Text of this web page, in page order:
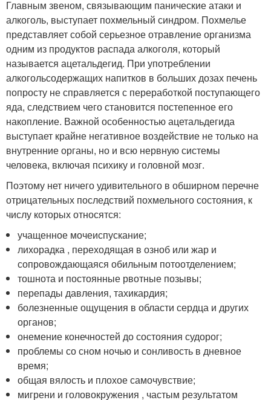
Главным звеном, связывающим панические атаки и
алкоголь, выступает похмельный синдром. Похмелье
представляет собой серьезное отравление организма
одним из продуктов распада алкоголя, который
называется ацетальдегид. При употреблении
алкогольсодержащих напитков в больших дозах печень
попросту не справляется с переработкой поступающего
яда, следствием чего становится постепенное его
накопление. Важной особенностью ацетальдегида
выступает крайне негативное воздействие не только на
внутренние органы, но и всю нервную системы
человека, включая психику и головной мозг.
Поэтому нет ничего удивительного в обширном перечне
отрицательных последствий похмельного состояния, к
числу которых относятся:
учащенное мочеиспускание;
лихорадка , переходящая в озноб или жар и
сопровождающаяся обильным потоотделением;
тошнота и постоянные рвотные позывы;
перепады давления, тахикардия;
болезненные ощущения в области сердца и других
органов;
онемение конечностей до состояния судорог;
проблемы со сном ночью и сонливость в дневное
время;
общая вялость и плохое самочувствие;
мигрени и головокружения , частым результатом